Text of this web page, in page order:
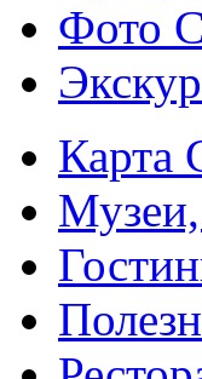
Фото
Карта
Музеи,